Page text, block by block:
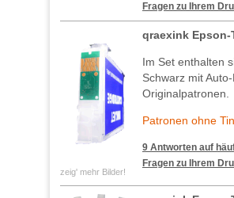
Fragen zu Ihrem
zeig' mehr Bilder!
qraexink Epson-
Im Set enthalten
Schwarz mit
Originalpatronen.
Patronen ohne
9 Antworten auf
Fragen zu Ihrem